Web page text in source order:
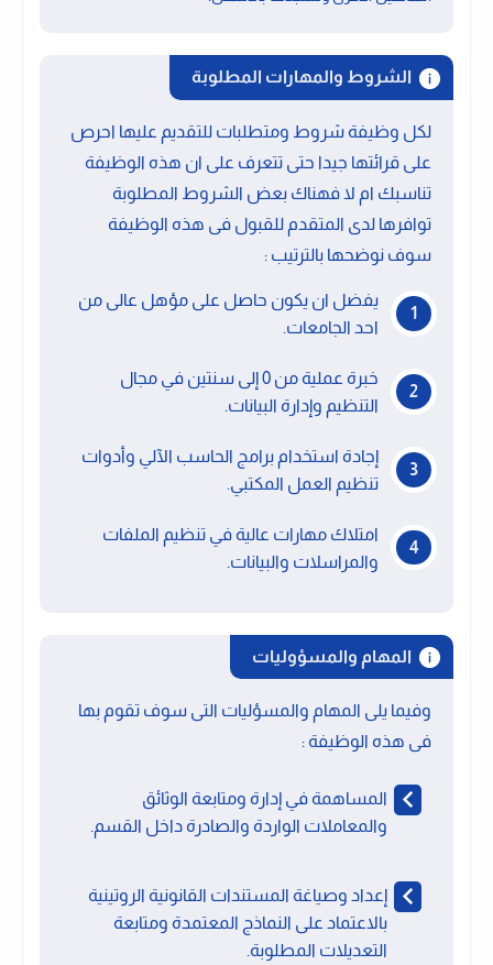
الشروط والمهارات المطلوبة
لكل وظيفة شروط ومتطلبات للتقديم عليها احرص
على قرائتها جيدا حتى تتعرف على ان هذه الوظيفة
تناسبك ام لا فهناك بعض الشروط المطلوبة
توافرها لدى المتقدم للقبول فى هذه الوظيفة
سوف نوضحها بالترتيب :
يفضل ان يكون حاصل على مؤهل عالى من
احد الجامعات.
خبرة عملية من 0 إلى سنتين في مجال
التنظيم وإدارة البيانات.
إجادة استخدام برامج الحاسب الآلي وأدوات
تنظيم العمل المكتبي.
امتلاك مهارات عالية في تنظيم الملفات
والمراسلات والبيانات.
المهام والمسؤوليات
وفيما يلى المهام والمسؤليات التى سوف تقوم بها
فى هذه الوظيفة :
المساهمة في إدارة ومتابعة الوثائق
والمعاملات الواردة والصادرة داخل القسم.
إعداد وصياغة المستندات القانونية الروتينية
بالاعتماد على النماذج المعتمدة ومتابعة
التعديلات المطلوبة.